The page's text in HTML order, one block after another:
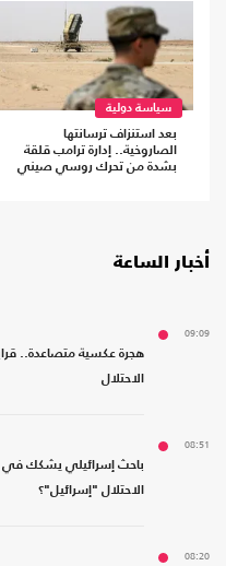
سياسة دولية
بعد استنزاف ترسانتها
الصاروخية.. إدارة ترامب قلقة
بشدة من تحرك روسي صيني
أخبار الساعة
09:09
هجرة عكسية متصاعدة..
الاحتلال
08:51
باحث إسرائيلي يشكك
الاحتلال "إسرائيل"؟
08:20